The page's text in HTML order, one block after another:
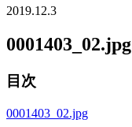
2019.12.3
0001403_02.jpg
目次
0001403_02.jpg